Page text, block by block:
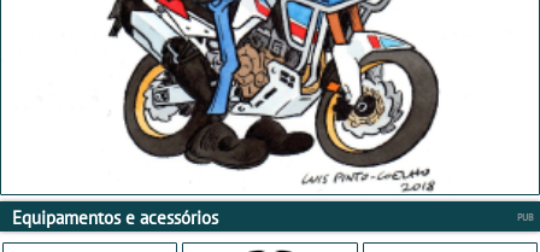
Equipamentos e acessórios